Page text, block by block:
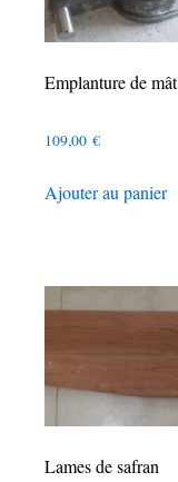
Emplanture de mât
109,00 €
Ajouter au panier
Lames de safran